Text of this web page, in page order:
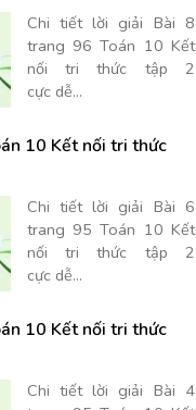
Chi tiết lời giải Bài 8
trang 96 Toán 10 Kết
nối tri thức tập 2
cực dễ...
10 Kết nối tri thức
Chi tiết lời giải Bài 6
trang 95 Toán 10 Kết
nối tri thức tập 2
cực dễ...
10 Kết nối tri thức
Chi tiết lời giải Bài 4